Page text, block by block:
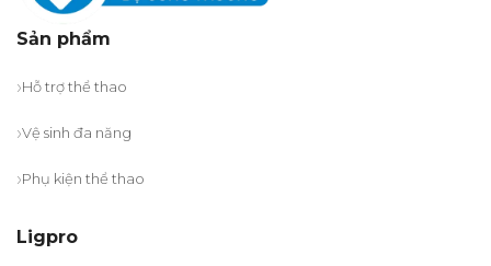
Sản phẩm
Hỗ trợ thể thao
Vệ sinh đa năng
Phụ kiện thể thao
Ligpro